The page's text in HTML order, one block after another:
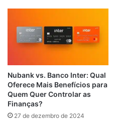
Nubank vs. Banco Inter: Qual
Oferece Mais Benefícios para
Quem Quer Controlar as
Finanças?
27 de dezembro de 2024